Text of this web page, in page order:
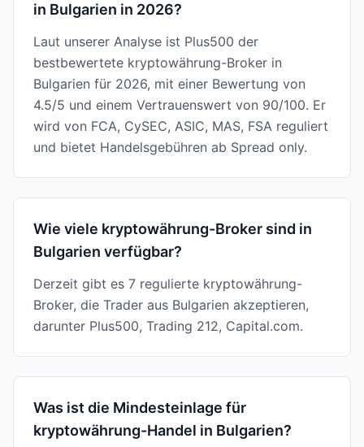
in Bulgarien in 2026?
Laut unserer Analyse ist Plus500 der
bestbewertete kryptowährung-Broker in
Bulgarien für 2026, mit einer Bewertung von
4.5/5 und einem Vertrauenswert von 90/100. Er
wird von FCA, CySEC, ASIC, MAS, FSA reguliert
und bietet Handelsgebühren ab Spread only.
Wie viele kryptowährung-Broker sind in
Bulgarien verfügbar?
Derzeit gibt es 7 regulierte kryptowährung-
Broker, die Trader aus Bulgarien akzeptieren,
darunter Plus500, Trading 212, Capital.com.
Was ist die Mindesteinlage für
kryptowährung-Handel in Bulgarien?